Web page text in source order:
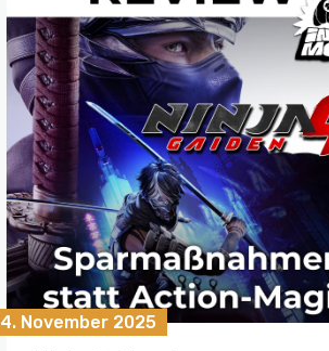
4. November 2025